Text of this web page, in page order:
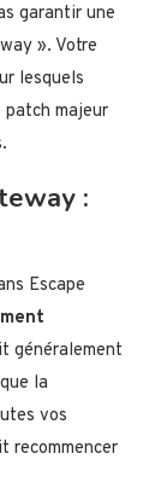
garantir une
». Votre
lesquels
patch majeur
:
Escape
généralement
la
vos
recommencer